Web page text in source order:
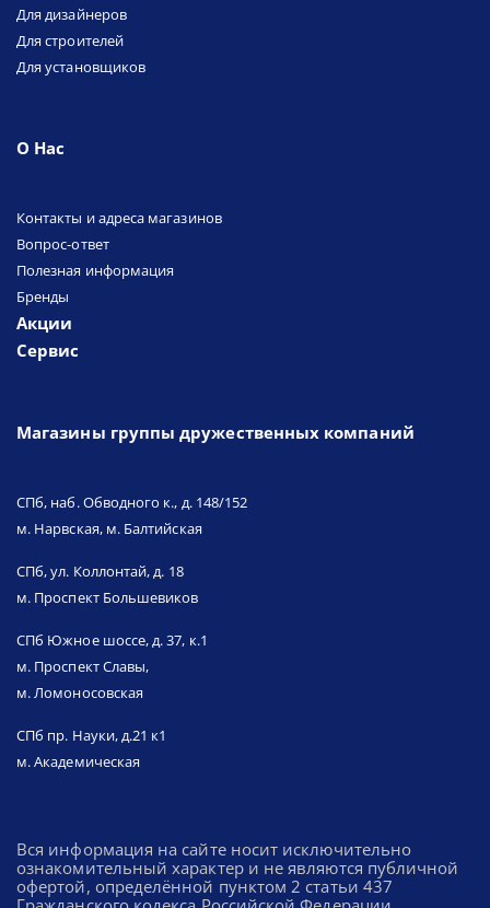
Для дизайнеров
Для строителей
Для установщиков
О Нас
Контакты и адреса магазинов
Вопрос-ответ
Полезная информация
Бренды
Акции
Сервис
Магазины группы дружественных компаний
СПб, наб. Обводного к., д. 148/152
м. Нарвская, м. Балтийская
СПб, ул. Коллонтай, д. 18
м. Проспект Большевиков
СПб Южное шоссе, д. 37, к.1
м. Проспект Славы,
м. Ломоносовская
СПб пр. Науки, д.21 к1
м. Академическая
Вся информация на сайте носит исключительно
ознакомительный характер и не являются публичной
офертой, определённой пунктом 2 статьи 437